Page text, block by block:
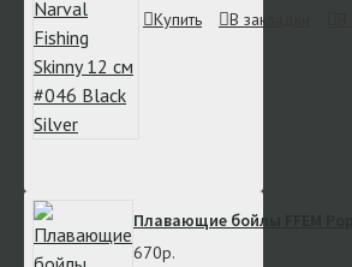
Купить
В закладки
Плавающие бойлы FFEM
670р.